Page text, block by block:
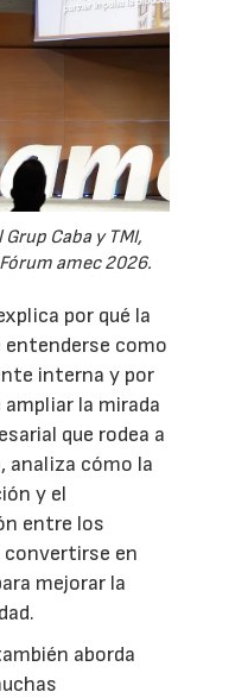
Caba y TMI,
amec 2026.
por qué la
entenderse como
interna y por
la mirada
que rodea a
analiza cómo la
y el
entre los
en
mejorar la
aborda